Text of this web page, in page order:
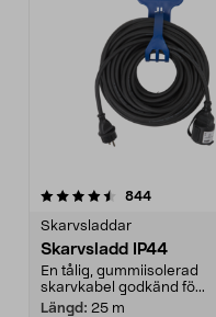
844
Skarvsladdar
Skarvsladd IP44
En tålig, gummiisolerad
skarvkabel godkänd fö...
Längd: 25 m
4.5av 5 stjärnor